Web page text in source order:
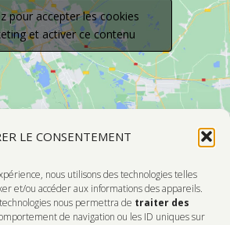
LE CONSENTEMENT
nous utilisons des technologies telles
et/ou accéder aux informations des appareils.
nous permettra de traiter des
de navigation ou les ID uniques sur
pour accepter les cookies
et activer ce contenu
Devenir Membre